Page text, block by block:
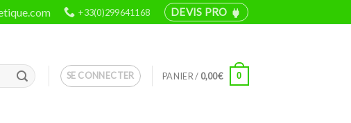
+33(0)299641168 DEVIS PRO power
SE CONNECTER PANIER / 0,00€ 0